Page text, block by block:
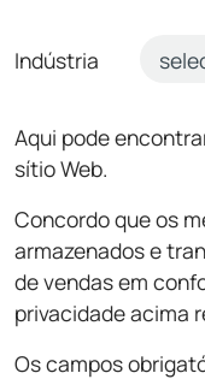
Indústria
Aqui pode
sítio Web.
Concordo que os
armazenados e
de vendas em
privacidade acima
Os campos